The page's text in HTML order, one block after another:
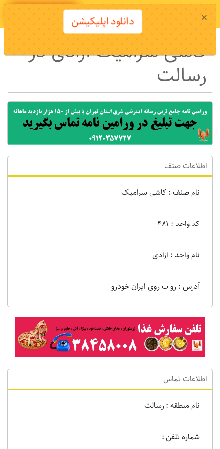
دانلود اپلیکیشن
کاشی سرامیک ازادی در
رسالت
اطلاعات صنف
نام صنف : کاشی سرامیک
کد واحد : 481
نام واحد : ازادی
آدرس : رو ب روی ایران خودرو
اطلاعات تماس
نام منطقه : رسالت
شماره تلفن :
× دانلود اپلیکیشن